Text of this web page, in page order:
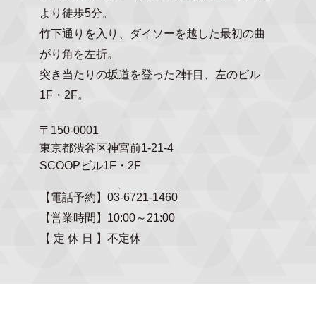
より徒歩5分。
竹下通りを入り、ダイソーを越した最初の曲
がり角を左折。
突き当たりの坂道を登った2軒目、左のビル
1F・2F。
〒150-0001
東京都渋谷区神宮前1-21-4
SCOOPビル1F・2F
【電話予約】03-6721-1460
【営業時間】 10:00～21:00
【 定 休 日 】不定休